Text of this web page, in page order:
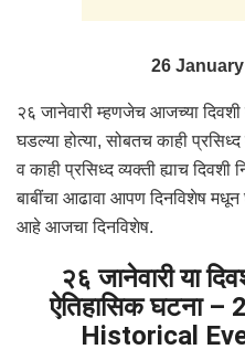
26
२६ जानेवारी म्हणजेच आजच्या
घडल्या होत्या, सोबतच काही
व काही प्रसिध्द व्यक्ती ह्याच
बाबींचा आढावा आपण दिनविशेष
आहे आजचा दिनविशेष.
२६ जानेवारी या
ऐतिहासिक घटना
Historical